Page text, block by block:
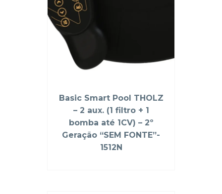
Basic Smart Pool THOLZ
– 2 aux. (1 filtro + 1
bomba até 1CV) – 2º
Geração “SEM FONTE”-
1512N